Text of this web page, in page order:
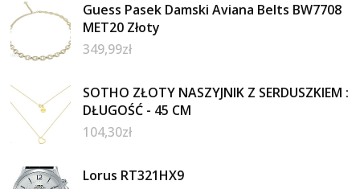
Guess Pasek Damski Aviana Belts BW7708
MET20 Złoty
349,99zł
SOTHO ZŁOTY NASZYJNIK Z SERDUSZKIEM :
DŁUGOŚĆ - 45 CM
104,30zł
Lorus RT321HX9